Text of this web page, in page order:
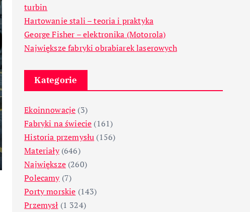
turbin
Hartowanie stali – teoria i praktyka
George Fisher – elektronika (Motorola)
Największe fabryki obrabiarek laserowych
Kategorie
Ekoinnowacje (3)
Fabryki na świecie (161)
Historia przemysłu (156)
Materiały(646)
Największe(260)
Polecamy(7)
Porty morskie (143)
Przemysł (1 324)